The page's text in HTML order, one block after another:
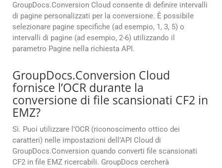
GroupDocs.Conversion Cloud consente di definire intervalli
di pagine personalizzati per la conversione. È possibile
selezionare pagine specifiche (ad esempio, 1, 3, 5) o
intervalli di pagine (ad esempio, 2-6) utilizzando il
parametro Pagine nella richiesta API.
GroupDocs.Conversion Cloud
fornisce l’OCR durante la
conversione di file scansionati CF2 in
EMZ?
Sì. Puoi utilizzare l’OCR (riconoscimento ottico dei
caratteri) nelle impostazioni dell’API Cloud di
GroupDocs.Conversion quando converti file scansionati
CF2 in file EMZ ricercabili. GroupDocs cercherà